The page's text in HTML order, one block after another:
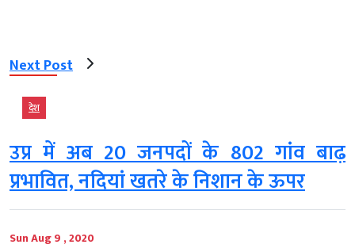
Next Post
देश
उप्र में अब 20 जनपदों के 802 गांव बाढ़
प्रभावित, नदियां खतरे के निशान के ऊपर
Sun Aug 9 , 2020